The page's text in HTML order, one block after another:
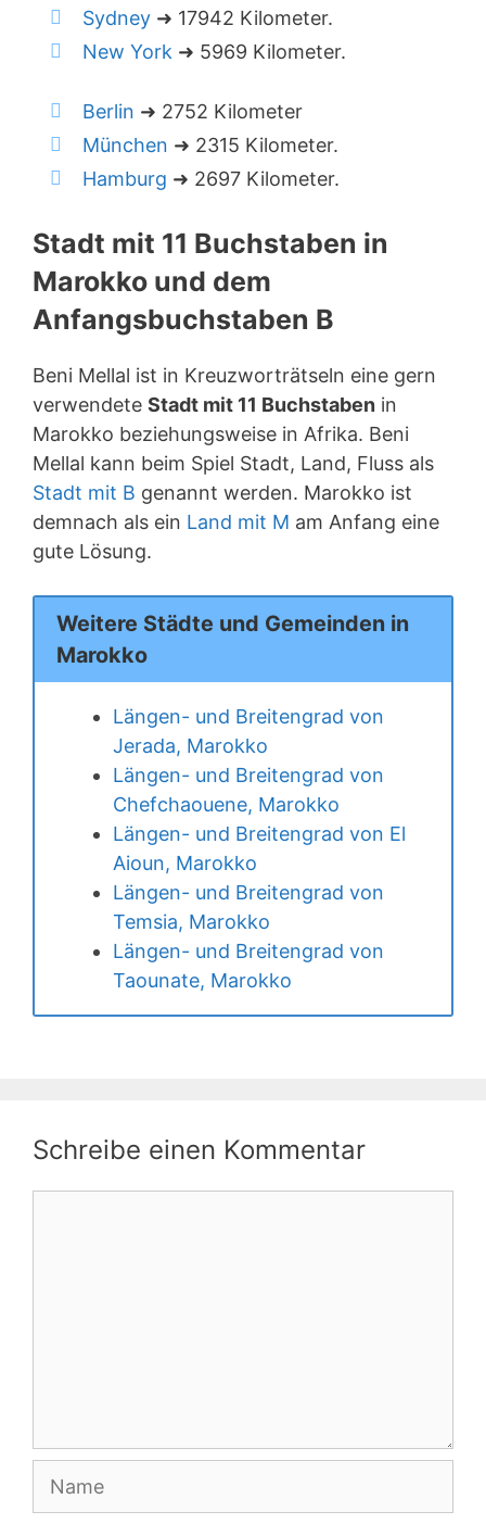
Sydney ➜ 17942 Kilometer.
New York ➜ 5969 Kilometer.
Berlin ➜ 2752 Kilometer
München ➜ 2315 Kilometer.
Hamburg ➜ 2697 Kilometer.
Stadt mit 11 Buchstaben in
Marokko und dem
Anfangsbuchstaben B
Beni Mellal ist in Kreuzworträtseln eine gern
verwendete Stadt mit 11 Buchstaben in
Marokko beziehungsweise in Afrika. Beni
Mellal kann beim Spiel Stadt, Land, Fluss als
Stadt mit B genannt werden. Marokko ist
demnach als ein Land mit M am Anfang eine
gute Lösung.
Weitere Städte und Gemeinden in
Marokko
Längen- und Breitengrad von
Jerada, Marokko
Längen- und Breitengrad von
Chefchaouene, Marokko
Längen- und Breitengrad von El
Aioun, Marokko
Längen- und Breitengrad von
Temsia, Marokko
Längen- und Breitengrad von
Taounate, Marokko
Schreibe einen Kommentar